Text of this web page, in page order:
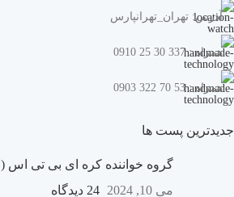
آدرس: تهران_تهرانپارس
همراه : 337 30 25 0910
همراه : 53 70 322 0903
جدیدترین پست ها
گروه خواننده کره ای بی تی اس (BTS)
می 10, 2024
24 دیدگاه